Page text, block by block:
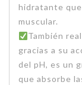
hidratante
muscular.
También
gracias a su
del pH, es un
que absorbe